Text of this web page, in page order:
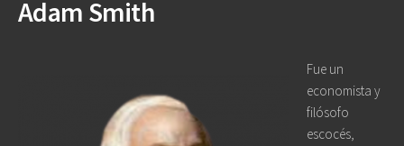
Adam Smith
Fue un
economista y
filósofo
escocés,